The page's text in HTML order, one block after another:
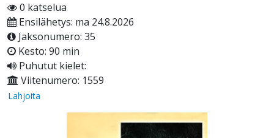
0 katselua
Ensilähetys: ma 24.8.2026
Jaksonumero: 35
Kesto: 90 min
Puhutut kielet:
Viitenumero: 1559
Lahjoita